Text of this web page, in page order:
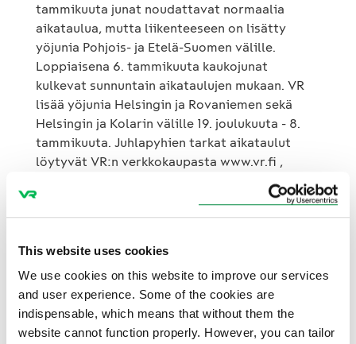
This website uses cookies
We use cookies on this website to improve our services
and user experience. Some of the cookies are
indispensable, which means that without them the
website cannot function properly. However, you can tailor
tammikuuta junat noudattavat normaalia
aikataulua, mutta liikenteeseen on lisätty
yöjunia Pohjois- ja Etelä-Suomen välille.
Loppiaisena 6. tammikuuta kaukojunat
kulkevat sunnuntain aikataulujen mukaan. VR
lisää yöjunia Helsingin ja Rovaniemen sekä
Helsingin ja Kolarin välille 19. joulukuuta - 8.
tammikuuta. Juhlapyhien tarkat aikataulut
löytyvät VR:n verkkokaupasta www.vr.fi ,
asemilta ja VR:n asiakaspalvelusta numerosta
0600 41 900 (1,99 e/vastattu puhelu + pvm).
Lähijunaliikenteessä jouluna poikkeusliikenne
pääkaupunkiseudun lähiliikenteen junat
kulkevat lauantaiaikataulujen mukaan
iltapäivään noin klo 14:ään saakka. Klo 14
alkaen liikenne harvenee. Jouluaaton viimeiset
lähijunat lähtevät Helsingistä noin klo 17.30.